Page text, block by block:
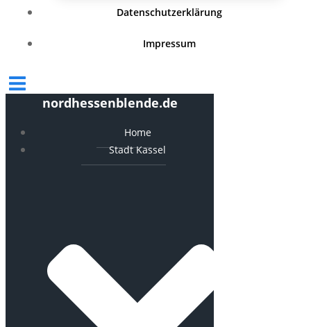
Datenschutzerklärung
Impressum
nordhessenblende.de
Home
Stadt Kassel